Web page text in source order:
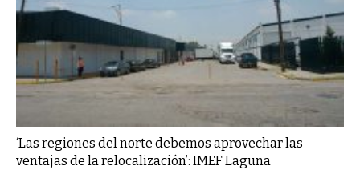
‘Las regiones del norte debemos aprovechar las
ventajas de la relocalización’: IMEF Laguna